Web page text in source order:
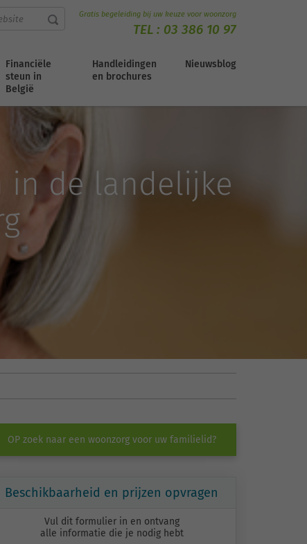
Gratis begeleiding bij uw keuze voor woonzorg
TEL : 03 386 10 97
Financiële
steun in
België
Handleidingen
en brochures
Nieuwsblog
in de landelijke
OP zoek naar een woonzorg voor uw familielid?
Beschikbaarheid en prijzen opvragen
Vul dit formulier in en ontvang
alle informatie die je nodig hebt